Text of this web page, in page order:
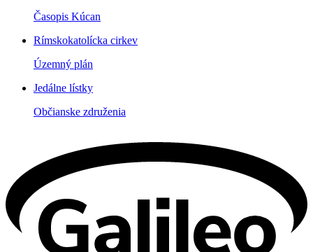
Časopis Kúcan
Rímskokatolícka cirkev
Územný plán
Jedálne lístky
Občianske združenia